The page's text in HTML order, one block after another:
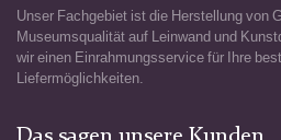
Unser Fachgebiet ist die Herstellung von
Museumsqualität auf Leinwand und
wir einen Einrahmungsservice für Ihre
Liefermöglichkeiten.